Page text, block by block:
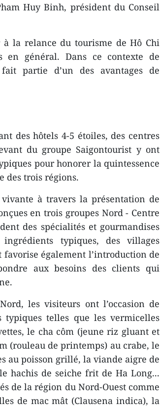
Huy Binh, président du Conseil
la relance du tourisme de Hô Chi
général. Dans ce contexte de
partie d’un des avantages de
des hôtels 4-5 étoiles, des centres
du groupe Saigontourist y ont
pour honorer la quintessence
des trois régions.
à travers la présentation de
en trois groupes Nord - Centre
des spécialités et gourmandises
typiques, des villages
également l’introduction de
aux besoins des clients qui
les visiteurs ont l’occasion de
typiques telles que les vermicelles
le cha côm (jeune riz gluant et
(rouleau de printemps) au crabe, le
au poisson grillé, la viande aigre de
hachis de seiche frit de Ha Long...
de la région du Nord-Ouest comme
de mac mât (Clausena indica), la